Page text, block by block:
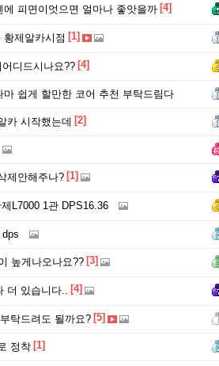
에 피면이엇으면 얼마나 좋앗을까 [4]
황제알카시점 [1]
디드시나요?? [4]
마 쉽게 할만한 코어 추천 부탁드림다
카 시작했는데 [2]
제안해주나? [1]
L7000 1관 DPS16.36
dps
높게나오나요?? [3]
더 있습니다.. [4]
탁드려도 될까요? [5]
정착 [1]